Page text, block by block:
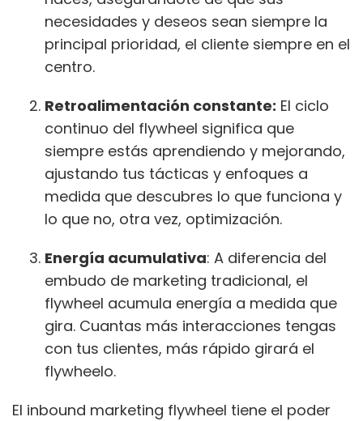
necesidades y deseos sean siempre la
principal prioridad, el cliente siempre en el
centro.
Retroalimentación constante: El ciclo
continuo del flywheel significa que
siempre estás aprendiendo y mejorando,
ajustando tus tácticas y enfoques a
medida que descubres lo que funciona y
lo que no, otra vez, optimización.
Energía acumulativa: A diferencia del
embudo de marketing tradicional, el
flywheel acumula energía a medida que
gira. Cuantas más interacciones tengas
con tus clientes, más rápido girará el
flywheelo.
El inbound marketing flywheel tiene el poder